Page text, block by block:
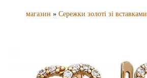
магазин » Сережки золоті зі вставками